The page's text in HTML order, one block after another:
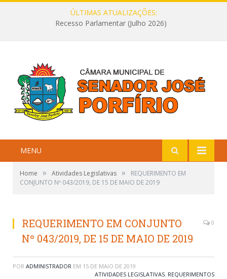
ÚLTIMAS ATUALIZAÇÕES:
Recesso Parlamentar (Julho 2026)
MENU
Home » Atividades Legislativas »
REQUERIMENTO EM
CONJUNTO Nº 043/2019, DE 15 DE MAIO DE 2019
REQUERIMENTO EM CONJUNTO
Nº 043/2019, DE 15 DE MAIO DE 2019
0
POR ADMINISTRADOR EM 15 DE MAIO DE 2019
ATIVIDADES LEGISLATIVAS, REQUERIMENTOS